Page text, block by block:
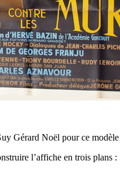
Gérard Noël pour ce
l’affiche en trois plans :